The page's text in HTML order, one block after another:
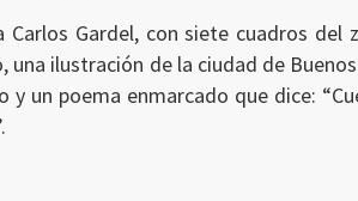
Gardel, con siete cuadros del
ilustración de la ciudad de
un poema enmarcado que dice: